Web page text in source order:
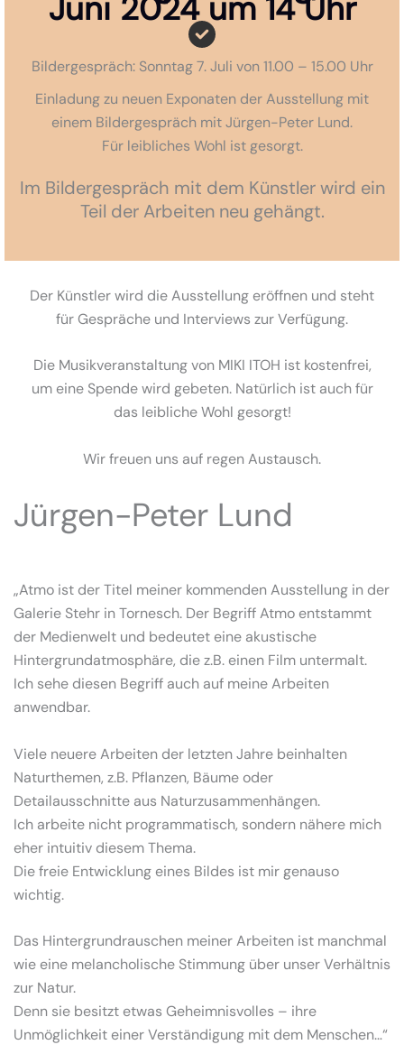
Juni 2024 um 14 Uhr
Bildergespräch: Sonntag 7. Juli von 11.00 – 15.00 Uhr
Einladung zu neuen Exponaten der Ausstellung mit
einem Bildergespräch mit Jürgen-Peter Lund.
Für leibliches Wohl ist gesorgt.
Im Bildergespräch mit dem Künstler wird ein
Teil der Arbeiten neu gehängt.
Der Künstler wird die Ausstellung eröffnen und steht
für Gespräche und Interviews zur Verfügung.
Die Musikveranstaltung von MIKI ITOH ist kostenfrei,
um eine Spende wird gebeten. Natürlich ist auch für
das leibliche Wohl gesorgt!
Wir freuen uns auf regen Austausch.
Jürgen-Peter Lund
„Atmo ist der Titel meiner kommenden Ausstellung in der
Galerie Stehr in Tornesch. Der Begriff Atmo entstammt
der Medienwelt und bedeutet eine akustische
Hintergrundatmosphäre, die z.B. einen Film untermalt.
Ich sehe diesen Begriff auch auf meine Arbeiten
anwendbar.
Viele neuere Arbeiten der letzten Jahre beinhalten
Naturthemen, z.B. Pflanzen, Bäume oder
Detailausschnitte aus Naturzusammenhängen.
Ich arbeite nicht programmatisch, sondern nähere mich
eher intuitiv diesem Thema.
Die freie Entwicklung eines Bildes ist mir genauso
wichtig.
Das Hintergrundrauschen meiner Arbeiten ist manchmal
wie eine melancholische Stimmung über unser Verhältnis
zur Natur.
Denn sie besitzt etwas Geheimnisvolles – ihre
Unmöglichkeit einer Verständigung mit dem Menschen…“